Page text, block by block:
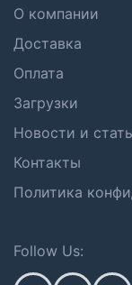
О компании
Доставка
Оплата
Загрузки
Новости и
Контакты
Политика
Follow Us: